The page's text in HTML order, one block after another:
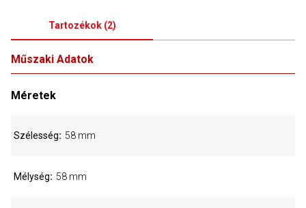
Tartozékok(2)
Műszaki Adatok
Méretek
Szélesség 58 mm
Mélység 58 mm